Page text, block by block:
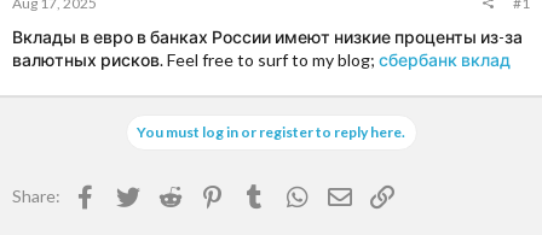
Вклады в евро в банках России имеют низкие проценты из-за
валютных рисков. Feel free to surf to my blog; сбербанк вклад
You must log in or register to reply here.
Share: Facebook
TwitterReddit Pinterest
TumblrWhatsApp
EmailLink